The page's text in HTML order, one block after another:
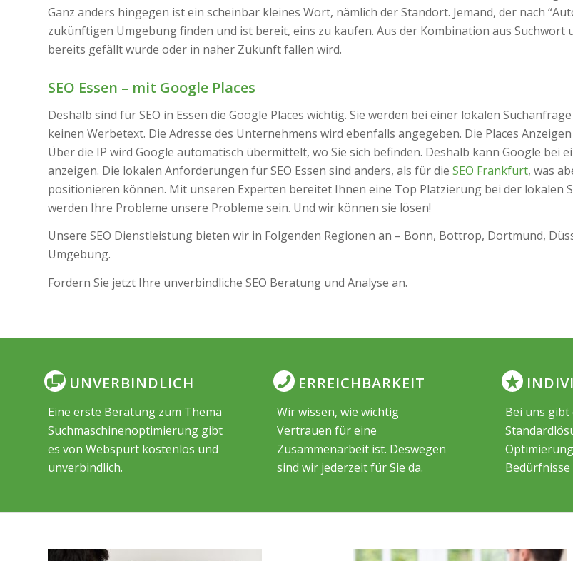
Ganz anders hingegen ist ein scheinbar kleines Wort, nämlich der Standort. Jemand, der nach
zukünftigen Umgebung finden und ist bereit, eins zu kaufen. Aus der Kombination aus Suchwort
bereits gefällt wurde oder in naher Zukunft fallen wird.
SEO Essen – mit Google Places
Deshalb sind für SEO in Essen die Google Places wichtig. Sie werden bei einer lokalen
keinen Werbetext. Die Adresse des Unternehmens wird ebenfalls angegeben. Die Places
Über die IP wird Google automatisch übermittelt, wo Sie sich befinden. Deshalb kann Google bei
anzeigen. Die lokalen Anforderungen für SEO Essen sind anders, als für die SEO Frankfurt, was
positionieren können. Mit unseren Experten bereitet Ihnen eine Top Platzierung bei der lokalen
werden Ihre Probleme unsere Probleme sein. Und wir können sie lösen!
Unsere SEO Dienstleistung bieten wir in Folgenden Regionen an – Bonn, Bottrop, Dortmund,
Umgebung.
Fordern Sie jetzt Ihre unverbindliche SEO Beratung und Analyse an.
UNVERBINDLICH
Eine erste Beratung zum Thema
Suchmaschinenoptimierung gibt
es von Webspurt kostenlos und
unverbindlich.
ERREICHBARKEIT
Wir wissen, wie wichtig
Vertrauen für eine
Zusammenarbeit ist. Deswegen
sind wir jederzeit für Sie da.
Bei uns gibt